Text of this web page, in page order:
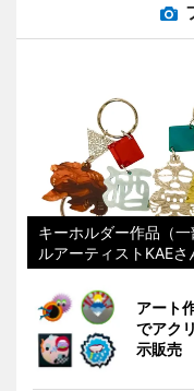
キーホルダー作品（
ルアーティストKAE
アート
でアク
示販売